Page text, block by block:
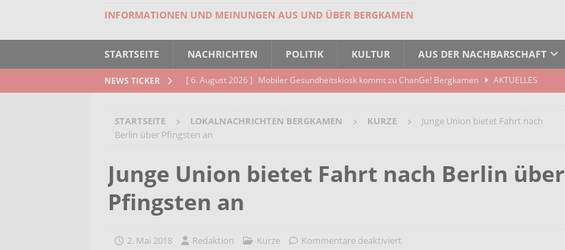
INFORMATIONEN UND MEINUNGEN AUS UND ÜBER BERGKAMEN
STARTSEITE NACHRICHTEN POLITIK KULTUR AUS DER NACHBARSCHAFT
NEWS TICKER [ 6. August 2026 ] Mobiler Gesundheitskiosk kommt zu ChanGe! Bergkamen
AKTUELLES
[ 6. August 2026 ] Wenn Worte Funken schlagen: Jochen Malmsheimer eröffnet die Kabarettsaison
[ 6. August 2026 ] Bürgerreise 2026 nach Gennevilliers – Städtepartnerschaft hautnah erleben
AKTUELLES
AKTUELLES
STARTSEITE LOKALNACHRICHTEN BERGKAMEN KURZE
Junge Union bietet Fahrt nach
Berlin über Pfingsten an
Junge Union bietet Fahrt nach Berlin über
Pfingsten an
2. Mai 2018 Redaktion Kurze Kommentare deaktiviert